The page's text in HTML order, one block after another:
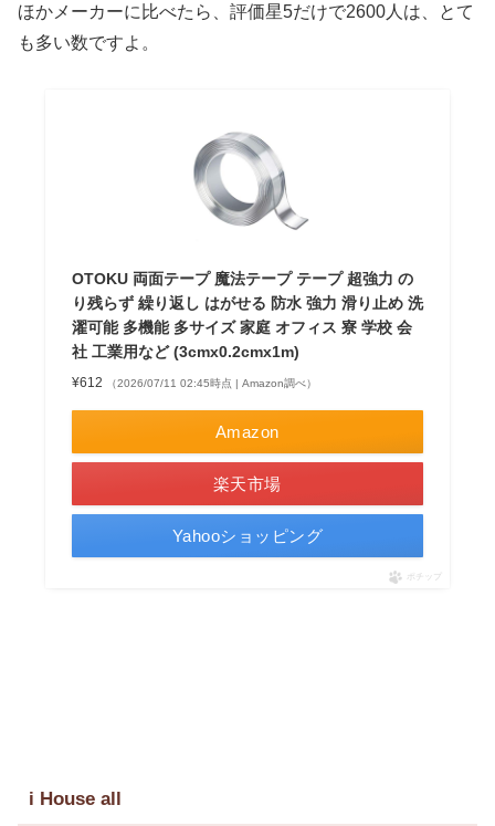
ほかメーカーに比べたら、評価星5だけで2600人は、とて
も多い数ですよ。
OTOKU 両面テープ 魔法テープ テープ 超強力 の
り残らず 繰り返し はがせる 防水 強力 滑り止め 洗
濯可能 多機能 多サイズ 家庭 オフィス 寮 学校 会
社 工業用など (3cmx0.2cmx1m)
¥612 （2026/07/11 02:45時点 | Amazon調べ）
Amazon
楽天市場
Yahooショッピング
ポチップ
i House all